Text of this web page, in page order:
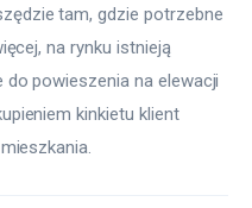
tam, gdzie potrzebne
na rynku istnieją
powieszenia na elewacji
kinkietu klient